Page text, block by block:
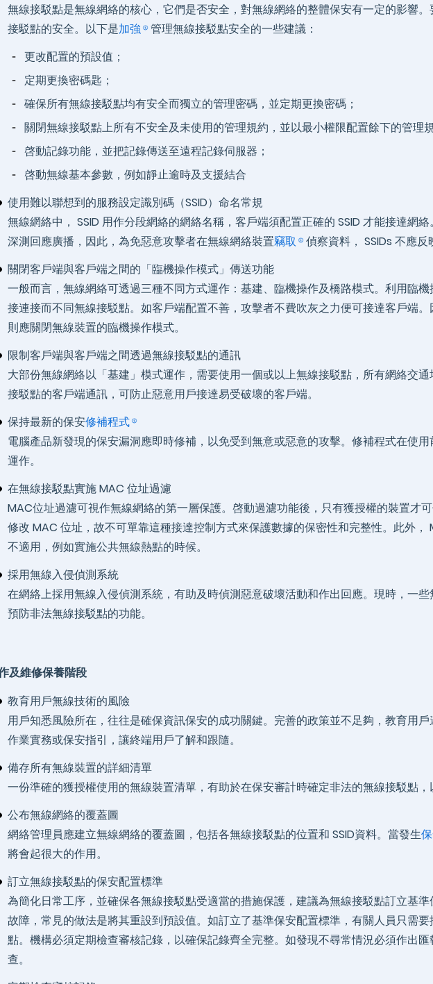
無線接駁點是無線網絡的核心，它們是否安全，對無線網絡的整體保安有一定的影響
接駁點的安全。以下是加強
管理無線接駁點安全的一些建議：
更改配置的預設值；
定期更換密碼匙；
確保所有無線接駁點均有安全而獨立的管理密碼，並定期更換密碼；
關閉無線接駁點上所有不安全及未使用的管理規約，並以最小權限配置餘下的管理
啓動記錄功能，並把記錄傳送至遠程記錄伺服器；
啓動無線基本參數，例如靜止逾時及支援結合
使用難以聯想到的服務設定識別碼（SSID）命名常規
無線網絡中， SSID 用作分段網絡的網絡名稱，客戶端須配置正確的 SSID 才能接達網
深測回應廣播，因此，為免惡意攻擊者在無線網絡裝置竊取
偵察資料， SSIDs 不應反
關閉客戶端與客戶端之間的「臨機操作模式」傳送功能
一般而言，無線網絡可透過三種不同方式運作：基建、臨機操作及橋路模式。利用臨
接連接而不同無線接駁點。如客戶端配置不善，攻擊者不費吹灰之力便可接達客戶端
則應關閉無線裝置的臨機操作模式。
限制客戶端與客戶端之間透過無線接駁點的通訊
大部份無線網絡以「基建」模式運作，需要使用一個或以上無線接駁點，所有網絡交
接駁點的客戶端通訊，可防止惡意用戶接達易受破壞的客戶端。
保持最新的保安修補程式
電腦產品新發現的保安漏洞應即時修補，以免受到無意或惡意的攻擊。修補程式在使
運作。
在無線接駁點實施 MAC 位址過濾
MAC位址過濾可視作無線網絡的第一層保護。啓動過濾功能後，只有獲授權的裝置才
修改 MAC 位址，故不可單靠這種接達控制方式來保護數據的保密性和完整性。此外
不適用，例如實施公共無線熱點的時候。
採用無線入侵偵測系統
在網絡上採用無線入侵偵測系統，有助及時偵測惡意破壞活動和作出回應。現時，一
預防非法無線接駁點的功能。
及維修保養階段
教育用戶無線技術的風險
用戶知悉風險所在，往往是確保資訊保安的成功關鍵。完善的政策並不足夠，教育用
作業實務或保安指引，讓終端用戶了解和跟隨。
備存所有無線裝置的詳細清單
一份準確的獲授權使用的無線裝置清單，有助於在保安審計時確定非法的無線接駁點，
公布無線網絡的覆蓋圖
網絡管理員應建立無線網絡的覆蓋圖，包括各無線接駁點的位置和 SSID資料。當發生
將會起很大的作用。
訂立無線接駁點的保安配置標準
為簡化日常工序，並確保各無線接駁點受適當的措施保護，建議為無線接駁點訂立基
故障，常見的做法是將其重設到預設值。如訂立了基準保安配置標準，有關人員只需
點。機構必須定期檢查審核記錄，以確保記錄齊全完整。如發現不尋常情況必須作出
查。